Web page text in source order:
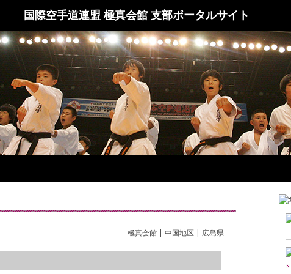
国際空手道連盟 極真会館 支部ポータルサイト
極真会館 | 中国地区 | 広島県